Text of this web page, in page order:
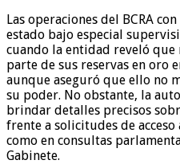
Las operaciones del BCRA
estado bajo especial
cuando la entidad reveló que
parte de sus reservas en oro
aunque aseguró que ello no
su poder. No obstante, la
brindar detalles precisos
frente a solicitudes de
como en consultas
Gabinete.